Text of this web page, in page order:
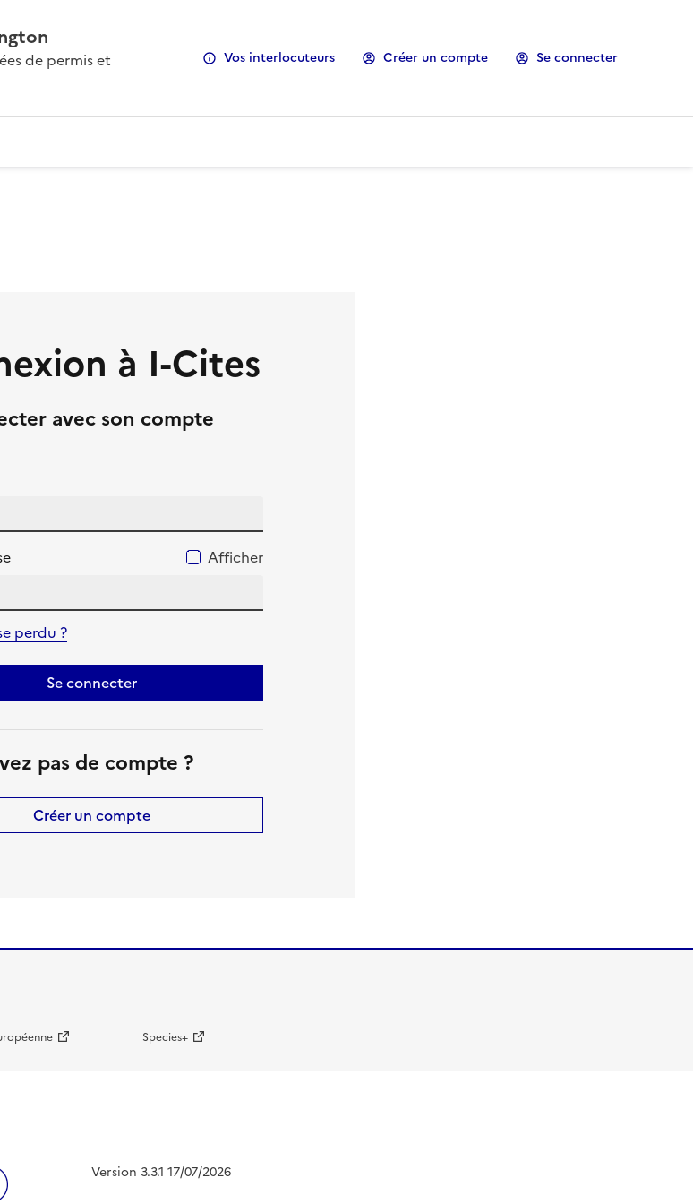
de permis et
Vos interlocuteurs Créer un compte Se connecter
à I-Cites
avec son compte
Afficher
perdu ?
Se connecter
pas de compte ?
Créer un compte
Species+
Version 3.3.1 17/07/2026